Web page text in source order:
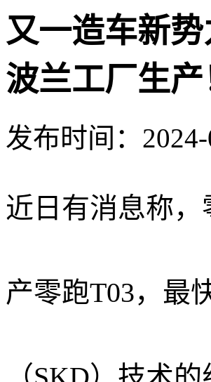
又一造车新
波兰工厂生产
发布时间：
近日有消息称，
产零跑T03，最